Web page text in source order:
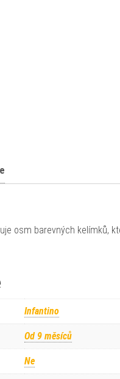
osm barevných kelímků,
Infantino
Od 9 měsíců
Ne